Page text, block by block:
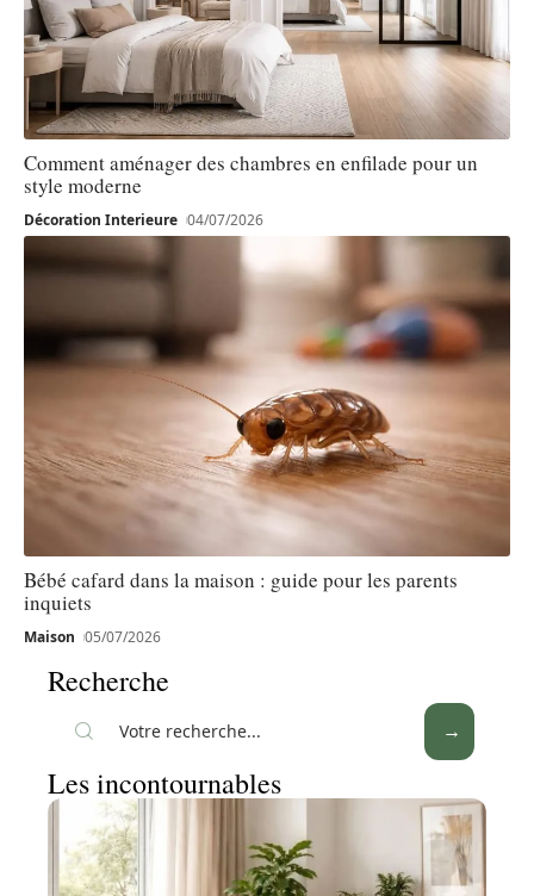
Comment aménager des chambres en enfilade pour un
style moderne
Décoration Interieure 04/07/2026
Bébé cafard dans la maison : guide pour les parents
inquiets
Maison 05/07/2026
Recherche
Les incontournables